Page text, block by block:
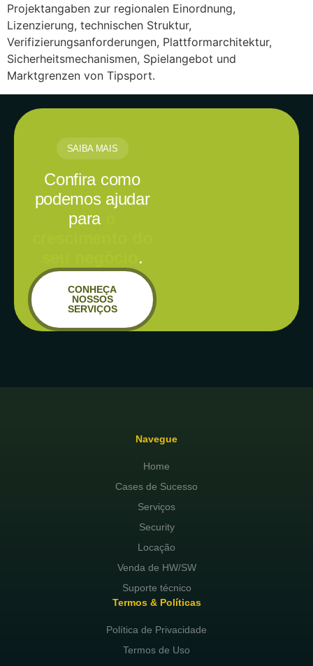
Projektangaben zur regionalen Einordnung,
Lizenzierung, technischen Struktur,
Verifizierungsanforderungen, Plattformarchitektur,
Sicherheitsmechanismen, Spielangebot und
Marktgrenzen von Tipsport.
SAIBA MAIS
Confira como
podemos ajudar
para
.
CONHEÇA
NOSSOS
SERVIÇOS
Navegue
Home
Cases de Sucesso
Serviços
Security
Locação
Venda de HW/SW
Suporte técnico
Termos & Políticas
Política de Privacidade
Termos de Uso